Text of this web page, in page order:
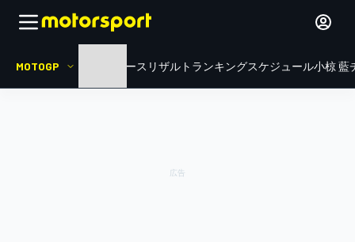
MOTOGP ニュース リザルト ランキングスケジュール小椋 藍